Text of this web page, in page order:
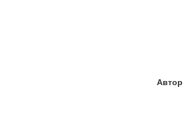
Автор